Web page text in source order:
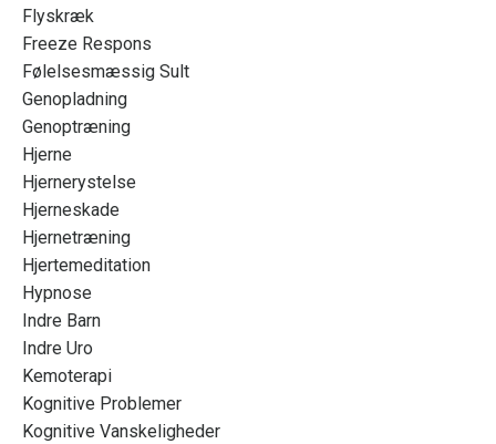
Flyskræk
Freeze Respons
Følelsesmæssig Sult
Genopladning
Genoptræning
Hjerne
Hjernerystelse
Hjerneskade
Hjernetræning
Hjertemeditation
Hypnose
Indre Barn
Indre Uro
Kemoterapi
Kognitive Problemer
Kognitive Vanskeligheder